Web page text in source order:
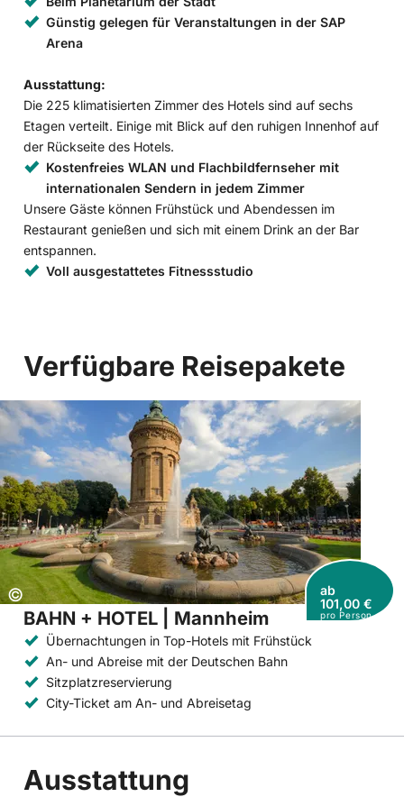
Günstig gelegen für Veranstaltungen in der SAP
Arena
Ausstattung:
Die 225 klimatisierten Zimmer des Hotels sind auf sechs
Etagen verteilt. Einige mit Blick auf den ruhigen Innenhof auf
der Rückseite des Hotels.
Kostenfreies WLAN und Flachbildfernseher mit
internationalen Sendern in jedem Zimmer
Unsere Gäste können Frühstück und Abendessen im
Restaurant genießen und sich mit einem Drink an der Bar
entspannen.
Voll ausgestattetes Fitnessstudio
Verfügbare Reisepakete
Copyright:
©
ab
101,00 €
pro Person
BAHN + HOTEL | Mannheim
Übernachtungen in Top-Hotels mit Frühstück
An- und Abreise mit der Deutschen Bahn
Sitzplatzreservierung
City-Ticket am An- und Abreisetag
Ausstattung